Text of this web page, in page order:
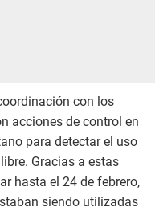
con los
acciones de control en
para detectar el uso
Gracias a estas
hasta el 24 de febrero,
siendo utilizadas